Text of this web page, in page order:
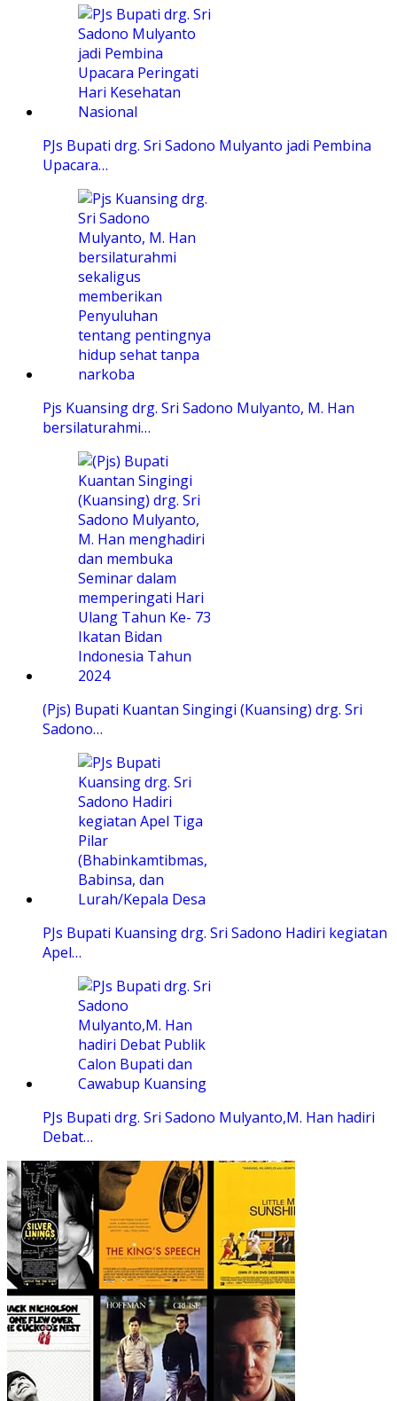
PJs Bupati drg. Sri Sadono Mulyanto jadi Pembina
Upacara…
Pjs Kuansing drg. Sri Sadono Mulyanto, M. Han
bersilaturahmi…
(Pjs) Bupati Kuantan Singingi (Kuansing) drg. Sri
Sadono…
PJs Bupati Kuansing drg. Sri Sadono Hadiri kegiatan
Apel…
PJs Bupati drg. Sri Sadono Mulyanto,M. Han hadiri
Debat…